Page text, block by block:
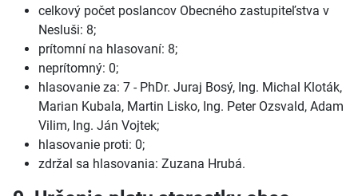
celkový počet poslancov Obecného zastupiteľstva v
Nesluši: 8;
prítomní na hlasovaní: 8;
neprítomný: 0;
hlasovanie za: 7 - PhDr. Juraj Bosý, Ing. Michal Kloták,
Marian Kubala, Martin Lisko, Ing. Peter Ozsvald, Adam
Vilim, Ing. Ján Vojtek;
hlasovanie proti: 0;
zdržal sa hlasovania: Zuzana Hrubá.